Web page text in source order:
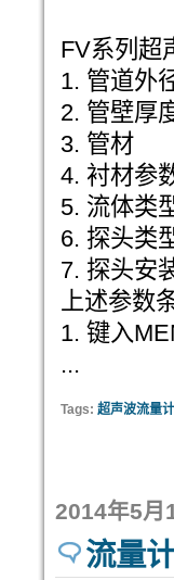
FV系列超
1. 管道外
2. 管壁厚
3. 管材
4. 衬材参
5. 流体类
6. 探头类
7. 探头安
上述参数
1. 键入
...
Tags: 超声波流量
2014年5月
流量